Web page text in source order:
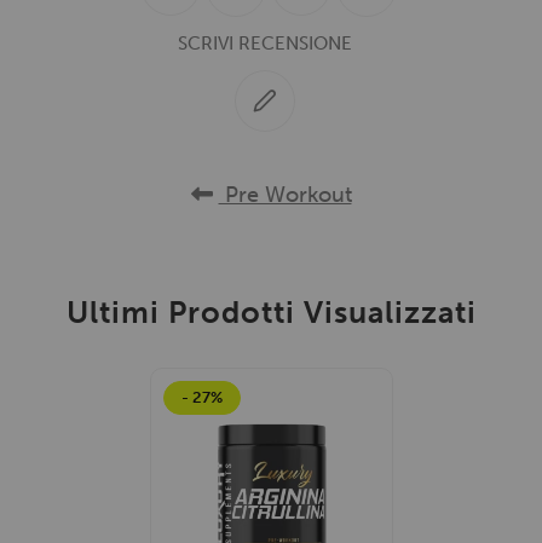
SCRIVI RECENSIONE
Pre Workout
Ultimi Prodotti Visualizzati
- 27%